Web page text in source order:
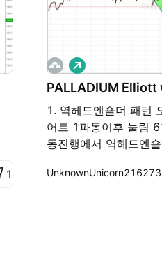
1
PALLADIUM Elliott
1. 역헤드엔숄더 패턴
어트 1파동이후 눌림
동진행에서 역헤드엔
5. 엘리어트 4파동
롱
UnknownUnicorn216273